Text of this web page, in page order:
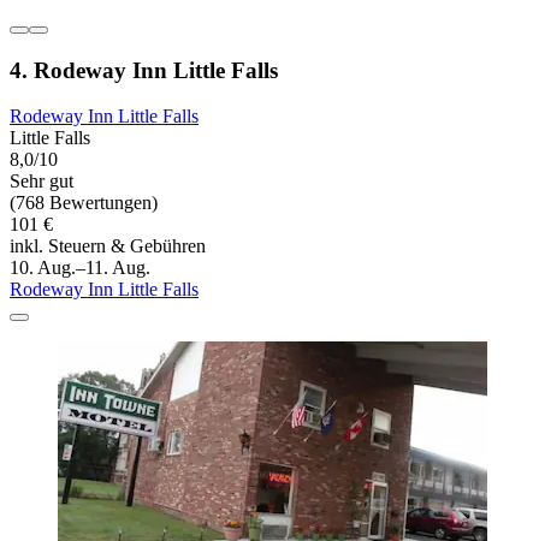
4. Rodeway Inn Little Falls
Rodeway Inn Little Falls
Little Falls
8,0/10
Sehr gut
(768 Bewertungen)
101 €
inkl. Steuern & Gebühren
10. Aug.–11. Aug.
Rodeway Inn Little Falls